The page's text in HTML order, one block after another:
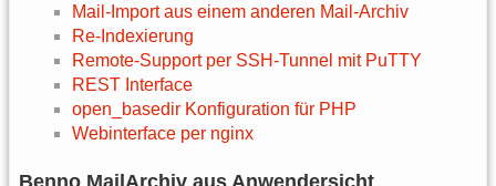
Mail-Import aus einem anderen Mail-Archiv
Re-Indexierung
Remote-Support per SSH-Tunnel mit PuTTY
REST Interface
open_basedir Konfiguration für PHP
Webinterface per nginx